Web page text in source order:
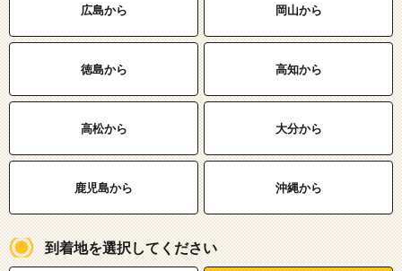
広島から 岡山から
徳島から 高知から
高松から 大分から
鹿児島から 沖縄から
到着地を選択してください